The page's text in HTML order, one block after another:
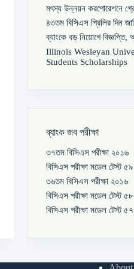
মৎস্য উন্নয়ন করপোরেশনে
৪৩তম বিসিএস প্রিলির দিন
ব্যাংকে বড় নিয়োগে
Illinois Wesleyan
Students Scholarships
ব্যাংক জব পরীক্ষা
৩৭তম বিসিএস পরীক্ষা ২০১৬
বিসিএস পরীক্ষা মডেল টেস্ট ৫৯
৩৬তম বিসিএস পরীক্ষা ২০১৬
বিসিএস পরীক্ষা মডেল টেস্ট ৫৮
বিসিএস পরীক্ষা মডেল টেস্ট ৫৭